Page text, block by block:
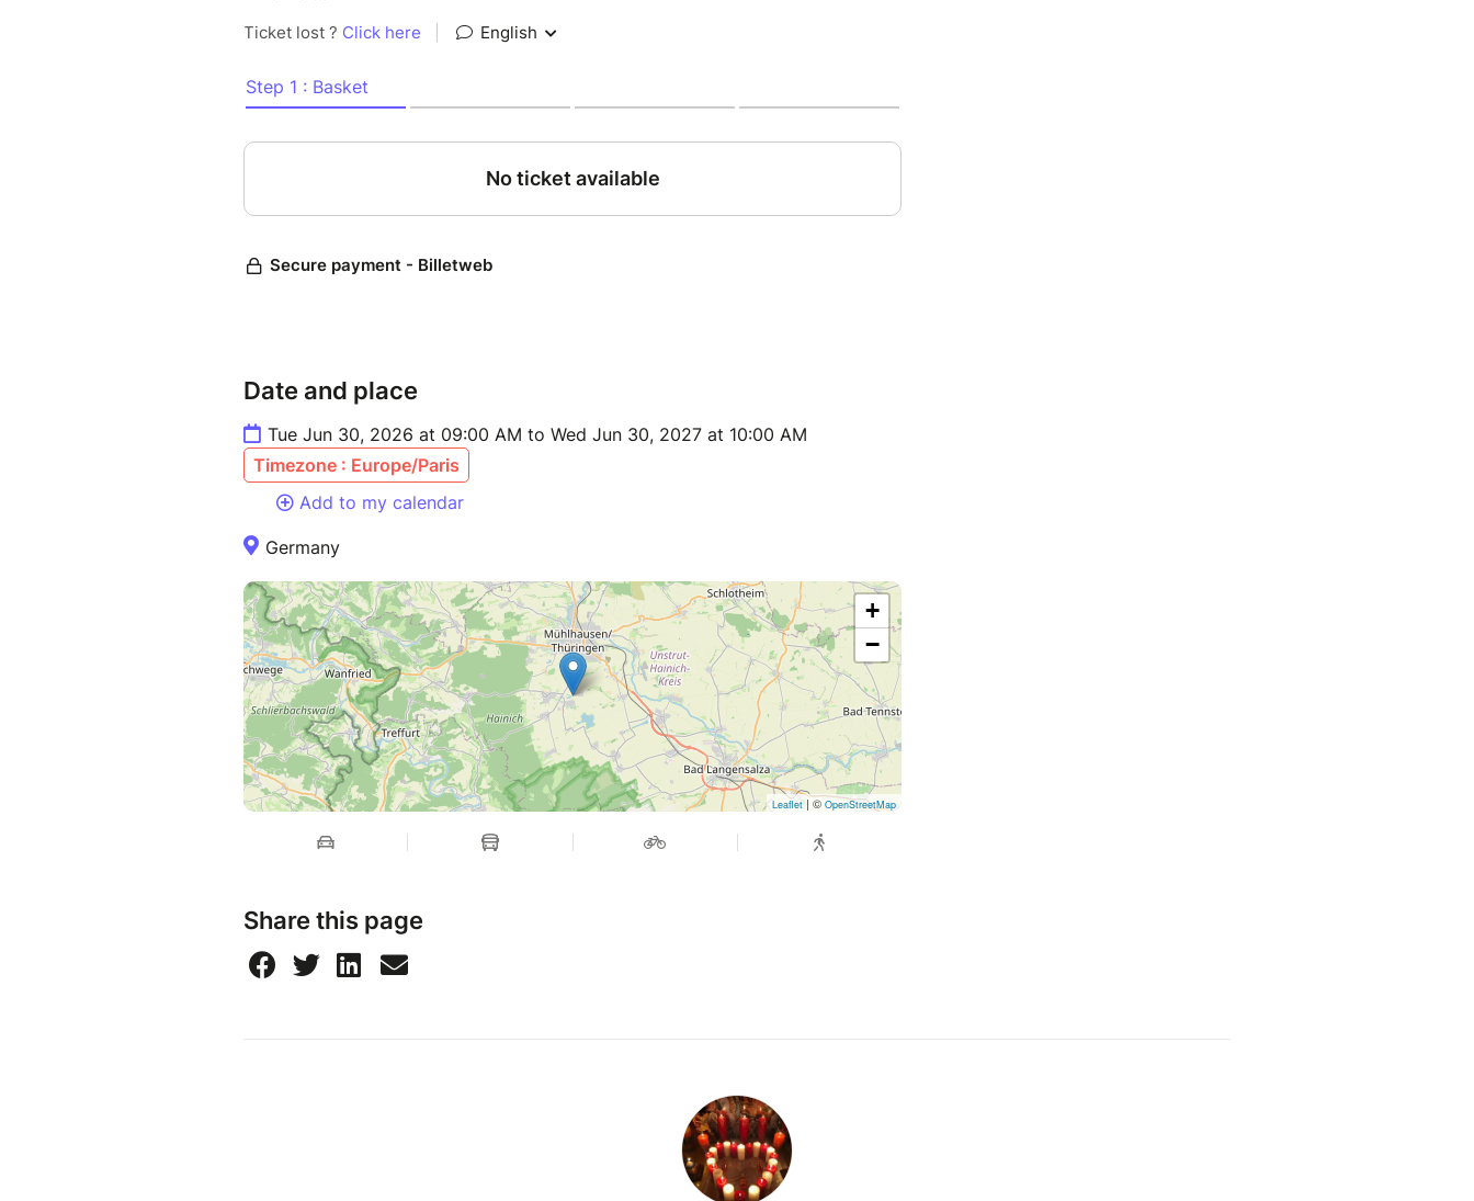
Date and place
Tue Jun 30, 2026 at 09:00 AM to Wed Jun 30, 2027 at 10:00 AM
Timezone : Europe/Paris
Add to my calendar
Germany
+
−
Leaflet | © OpenStreetMap
Share this page